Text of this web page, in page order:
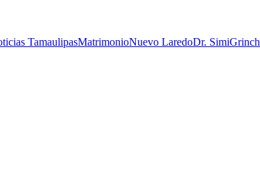
TamaulipasMatrimonioNuevo LaredoDr. SimiGrinch